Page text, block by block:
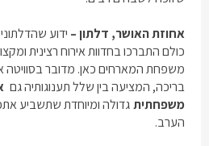
אחוזת האושר, דלתון – ידוע
כולם התברכו בחדוות אירוח רצינית
משפחת המארחים כאן. מדובר
בריכה, המציעה בין שלל תענוגותיה גם
משפחתיתגדולה ומיוחדת שתשביע
הערב.